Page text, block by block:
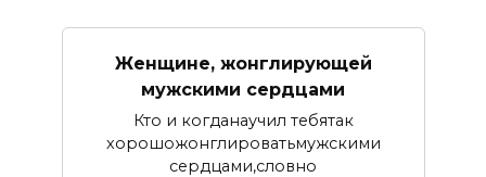
Женщине, жонглирующей
мужскими сердцами
Кто и когданаучил тебятак
хорошожонглироватьмужскими
сердцами,словно